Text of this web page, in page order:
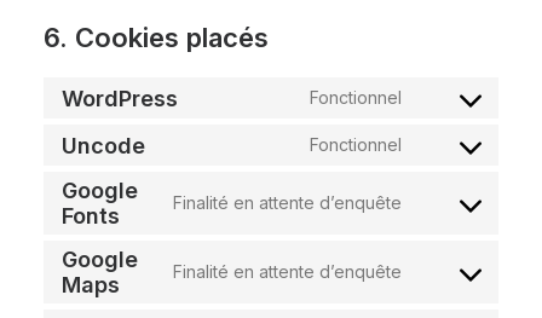
6. Cookies placés
WordPress Fonctionnel
Consent
wordpress
Uncode Fonctionnel
Consent
service
Google
Fonts
Finalité en attente d’enquête
Consent
service
Google
Maps
Finalité en attente d’enquête
Consent